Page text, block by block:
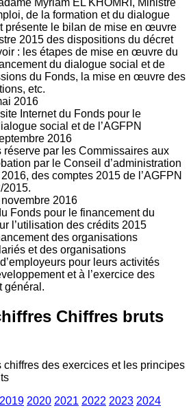
Myriam EL KHOMRI, Ministre
de la formation et du dialogue
présente le bilan de mise en œuvre
2015 des dispositions du décret
: les étapes de mise en œuvre du
du dialogue social et de
du Fonds, la mise en œuvre des
etc.
2016
Internet du Fonds pour le
social et de l’AGFPN
2016
réserve par les Commissaires aux
par le Conseil d’administration
des comptes 2015 de l’AGFPN
2015.
novembre 2016
Fonds pour le financement du
l’utilisation des crédits 2015
des organisations
et des organisations
pour leurs activités
et à l’exercice des
général.
Chiffres bruts
chiffres des exercices et les principes
2019 2020 2021 2022 2023 2024